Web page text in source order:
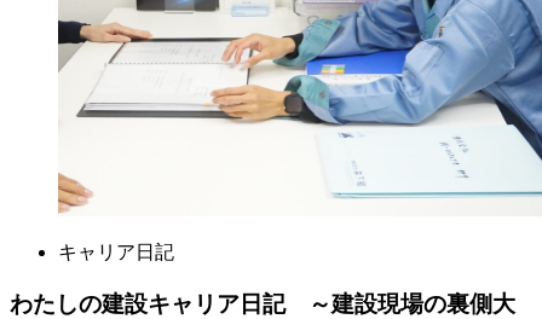
キャリア日記
わたしの建設キャリア日記 ～建設現場の裏側大